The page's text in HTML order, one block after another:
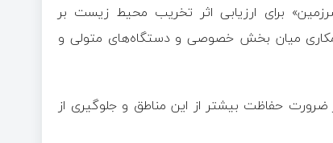
برای ارزیابی اثر تخریب محیط زیست بر
میان بخش خصوصی و دستگاه‌های متولی و
حفاظت بیشتر از این مناطق و جلوگیری از